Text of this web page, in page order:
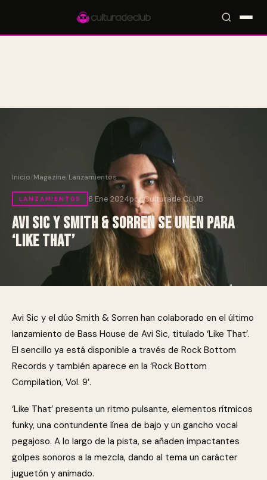
Inicio/Magazine/Lanzamientos
LANZAMIENTOS 6 Ene 2024por Culturade.CLUB
Avi Sic y Smith & Sorren se unen para
‘Like That’
Avi Sic y el dúo Smith & Sorren han colaborado en el último
lanzamiento de Bass House de Avi Sic, titulado ‘Like That’.
El sencillo ya está disponible a través de Rock Bottom
Records y también aparece en la ‘Rock Bottom
Compilation, Vol. 9’.
‘Like That’ presenta un ritmo pulsante, elementos rítmicos
funky, una contundente línea de bajo y un gancho vocal
pegajoso. A lo largo de la pista, se añaden impactantes
golpes sonoros a la mezcla, dando al tema un carácter
juguetón y animado.